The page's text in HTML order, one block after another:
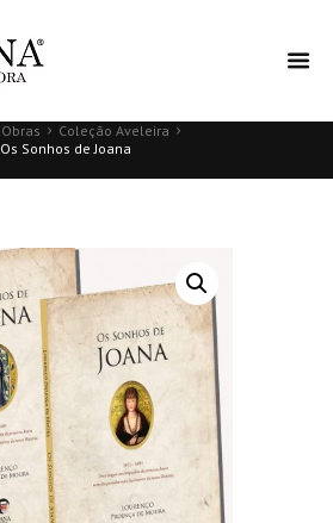
Obras
Coleção Aveleira
Os Sonhos de Joana